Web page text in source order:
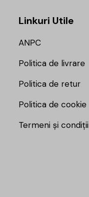
Linkuri Utile
ANPC
Politica de livrare
Politica de retur
Politica de cookie
Termeni și condiții